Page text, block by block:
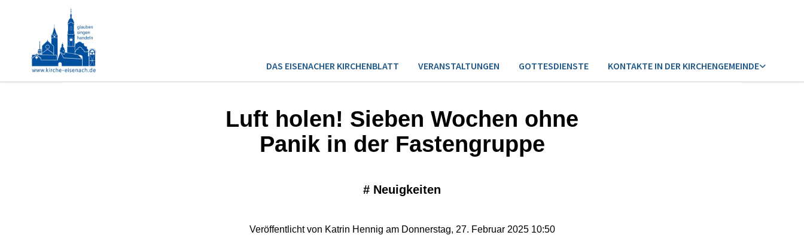
DAS EISENACHER KIRCHENBLATT VERANSTALTUNGEN GOTTESDIENSTE KONTAKTE IN DER KIRCHENGEMEINDE
Luft holen! Sieben Wochen ohne
Panik in der Fastengruppe
# Neuigkeiten
Veröffentlicht von Katrin Hennig am Donnerstag, 27. Februar 2025 10:50